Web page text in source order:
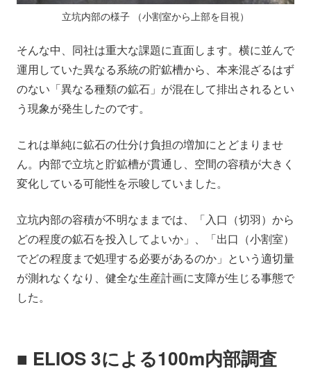
立坑内部の様子 （小割室から上部を目視）
そんな中、同社は重大な課題に直面します。横に並んで
運用していた異なる系統の貯鉱槽から、本来混ざるはず
のない「異なる種類の鉱石」が混在して排出されるとい
う現象が発生したのです。
これは単純に鉱石の仕分け負担の増加にとどまりませ
ん。内部で立坑と貯鉱槽が貫通し、空間の容積が大きく
変化している可能性を示唆していました。
立坑内部の容積が不明なままでは、「入口（切羽）から
どの程度の鉱石を投入してよいか」、「出口（小割室）
でどの程度まで処理する必要があるのか」という適切量
が測れなくなり、健全な生産計画に支障が生じる事態で
した。
■ ELIOS 3による100m内部調査